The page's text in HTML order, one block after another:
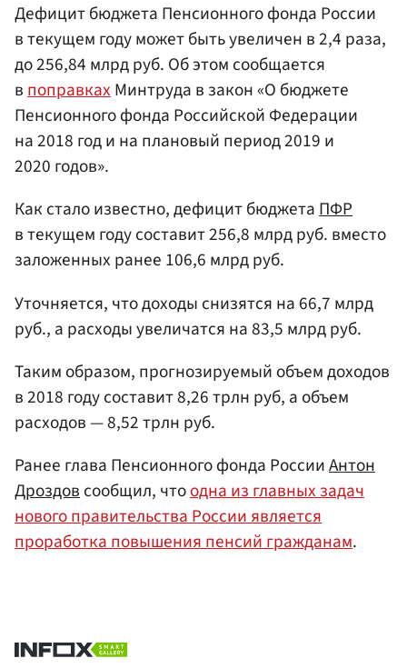
Дефицит бюджета Пенсионного фонда России
в текущем году может быть увеличен в 2,4 раза,
до 256,84 млрд руб. Об этом сообщается
впоправкахМинтруда в закон «О бюджете
Пенсионного фонда Российской Федерации
на 2018 год и на плановый период 2019 и
2020 годов».
Как стало известно, дефицит бюджетаПФР
в текущем году составит 256,8 млрд руб. вместо
заложенных ранее 106,6 млрд руб.
Уточняется, что доходы снизятся на 66,7 млрд
руб., а расходы увеличатся на 83,5 млрд руб.
Таким образом, прогнозируемый объем доходов
в 2018 году составит 8,26 трлн руб, а объем
расходов — 8,52 трлн руб.
Ранее глава Пенсионного фонда РоссииАнтон
Дроздовсообщил, чтоодна из главных задач
нового правительства России является
проработка повышения пенсий гражданам.